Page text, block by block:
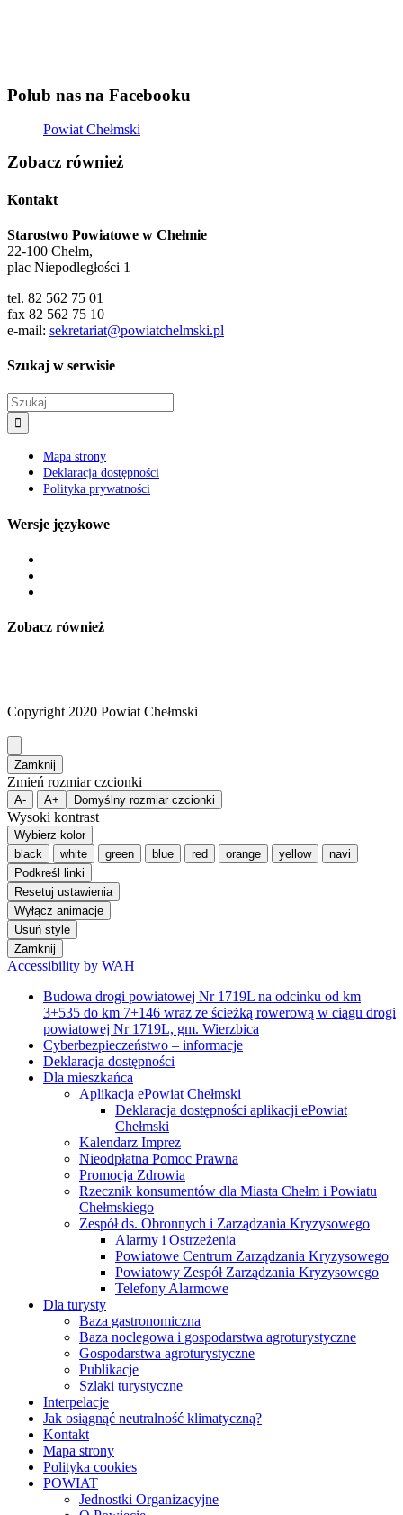
Polub nas na Facebooku
Powiat Chełmski
Zobacz również
Kontakt
Starostwo Powiatowe w Chełmie
22-100 Chełm,
plac Niepodległości 1
tel. 82 562 75 01
fax 82 562 75 10
e-mail: sekretariat@powiatchelmski.pl
Szukaj w serwisie
Szukaj
Mapa strony
Deklaracja dostępności
Polityka prywatności
Wersje językowe
Zobacz również
Copyright 2020 Powiat Chełmski
Zamknij
Zmień rozmiar czcionki
A- A+ Domyślny rozmiar czcionki
Wysoki kontrast
Wybierz kolor
black
white green blue red orange yellow
navi
Podkreśl linki
Resetuj ustawienia
Wyłącz animacje
Usuń style
Zamknij
Accessibility by WAH
Budowa drogi powiatowej Nr 1719L na odcinku od km
3+535 do km 7+146 wraz ze ścieżką rowerową w ciągu drogi
powiatowej Nr 1719L, gm. Wierzbica
Cyberbezpieczeństwo – informacje
Deklaracja dostępności
Dla mieszkańca
Aplikacja ePowiat Chełmski
Deklaracja dostępności aplikacji ePowiat
Chełmski
Kalendarz Imprez
Nieodpłatna Pomoc Prawna
Promocja Zdrowia
Rzecznik konsumentów dla Miasta Chełm i Powiatu
Chełmskiego
Zespół ds. Obronnych i Zarządzania Kryzysowego
Alarmy i Ostrzeżenia
Powiatowe Centrum Zarządzania Kryzysowego
Powiatowy Zespół Zarządzania Kryzysowego
Telefony Alarmowe
Dla turysty
Baza gastronomiczna
Baza noclegowa i gospodarstwa agroturystyczne
Gospodarstwa agroturystyczne
Publikacje
Szlaki turystyczne
Interpelacje
Jak osiągnąć neutralność klimatyczną?
Kontakt
Mapa strony
Polityka cookies
POWIAT
Jednostki Organizacyjne